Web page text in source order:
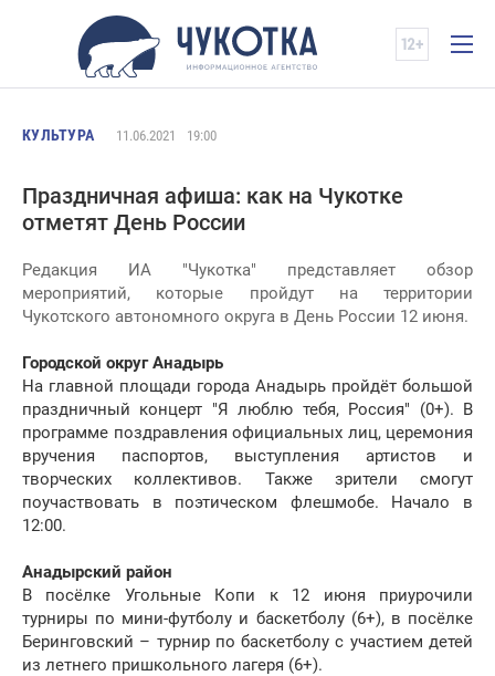
КУЛЬТУРА 11.06.2021 19:00
Праздничная афиша: как на Чукотке
отметят День России
Редакция ИА "Чукотка" представляет обзор
мероприятий, которые пройдут на территории
Чукотского автономного округа в День России 12 июня.
Городской округ Анадырь
На главной площади города Анадырь пройдёт большой
праздничный концерт "Я люблю тебя, Россия" (0+). В
программе поздравления официальных лиц, церемония
вручения паспортов, выступления артистов и
творческих коллективов. Также зрители смогут
поучаствовать в поэтическом флешмобе. Начало в
12:00.
Анадырский район
В посёлке Угольные Копи к 12 июня приурочили
турниры по мини-футболу и баскетболу (6+), в посёлке
Беринговский – турнир по баскетболу с участием детей
из летнего пришкольного лагеря (6+).